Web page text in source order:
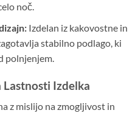
noč.
Izdelan iz kakovostne in
stabilno podlago, ki
polnjenjem.
Izdelka
z mislijo na zmogljivost in